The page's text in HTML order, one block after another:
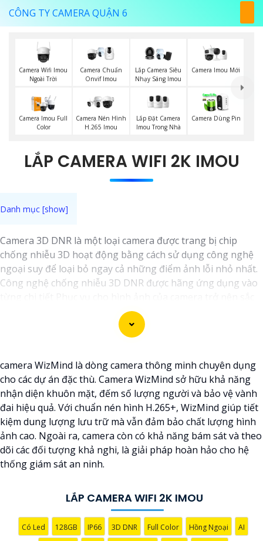
CÔNG TY CAMERA QUẬN 6
Camera Wifi Imou
Ngoài Trời
Camera Chuẩn
Onvif Imou
Lắp Camera Siêu
Nhạy Sáng Imou
Camera Imou Mới
Camera Imou Full
Color
Camera Nén Hình
H.265 Imou
Lắp Đặt Camera
Imou Trong Nhà
Camera Dùng Pin
LẮP CAMERA WIFI 2K IMOU
Camera 3D DNR là một loại camera được trang bị chip
chống nhiễu 3D hoạt động bằng cách sử dụng công nghệ
ngoại suy để loại bỏ ngay cả những điểm ảnh lỗi nhỏ nhất.
Công nghệ chống nhiễu 3D DNR được hãng ứng dụng vào
nét, rõ ràng và không bị ảnh hưởng bởi nhiễu hạt.
Với tính năng chống nhiễu 3D DNR camera sẽ giúp bạn
quan sát được hình ảnh chất lượng cao, đặc biệt trong các
Trang bị cao cấp làm cho việc giám sát, quan sát trở nên dễ
dàng và chính xác hơn.
camera WizMind là dòng camera thông minh chuyên dụng
cho các dự án đặc thù. Camera WizMind sở hữu khả năng
nhận diện khuôn mặt, đếm số lượng người và bảo vệ vành
đai hiệu quả. Với chuẩn nén hình H.265+, WizMind giúp tiết
kiệm dung lượng lưu trữ mà vẫn đảm bảo chất lượng hình
ảnh cao. Ngoài ra, camera còn có khả năng bám sát và theo
dõi các đối tượng khả nghi, là giải pháp hoàn hảo cho hệ
thống giám sát an ninh.
LẮP CAMERA WIFI 2K IMOU
Có Led 128GB IP66 3D DNR Full Color Hồng Ngoại AI